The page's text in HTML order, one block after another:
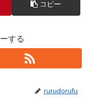
コピー
する
rurudorufu